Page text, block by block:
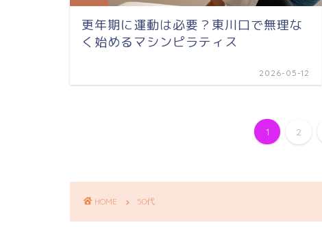
更年期に運動は必要？東川口で無理な
く始めるマシンピラティス
2026-05-12
1 2
HOME 50代